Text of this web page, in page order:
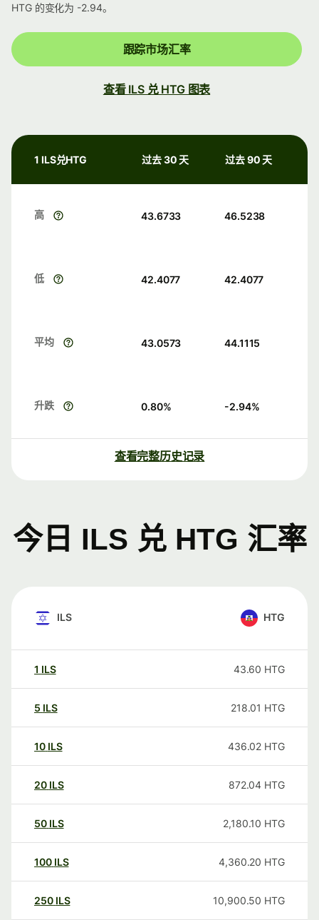
HTG 的变化为 -2.94。
跟踪市场汇率
查看 ILS 兑 HTG 图表
1 ILS兑HTG 过去 30 天 过去 90 天
高 43.6733 46.5238
低 42.4077 42.4077
平均 43.0573 44.1115
升跌 0.80% -2.94%
查看完整历史记录
今日 ILS 兑 HTG 汇率
ILS HTG
1 ILS 43.60 HTG
5 ILS 218.01 HTG
10 ILS 436.02 HTG
20 ILS 872.04 HTG
50 ILS 2,180.10 HTG
100 ILS 4,360.20 HTG
250 ILS 10,900.50 HTG